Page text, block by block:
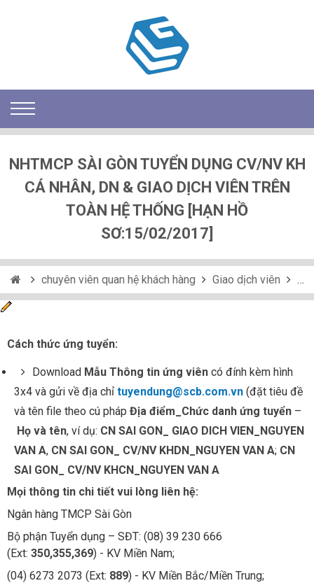
NHTMCP SÀI GÒN TUYỂN DỤNG CV/NV KH
CÁ NHÂN, DN & GIAO DỊCH VIÊN TRÊN
TOÀN HỆ THỐNG [HẠN HỒ
SƠ:15/02/2017]
chuyên viên quan hệ khách hàng Giao dịch viên
Cách thức ứng tuyển:
Download Mẫu Thông tin ứng viên có đính kèm hình
3x4 và gửi về địa chỉ tuyendung@scb.com.vn (đặt tiêu đề
và tên file theo cú pháp Địa điểm_Chức danh ứng tuyển –
Họ và tên, ví dụ: CN SAI GON_ GIAO DICH VIEN_NGUYEN
VAN A, CN SAI GON_ CV/NV KHDN_NGUYEN VAN A; CN
SAI GON_ CV/NV KHCN_NGUYEN VAN A
Mọi thông tin chi tiết vui lòng liên hệ:
Ngân hàng TMCP Sài Gòn
Bộ phận Tuyển dụng – SĐT: (08) 39 230 666
(Ext: 350,355,369) - KV Miền Nam;
(04) 6273 2073 (Ext: 889) - KV Miền Bắc/Miền Trung;